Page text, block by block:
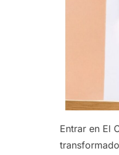
Entrar en El